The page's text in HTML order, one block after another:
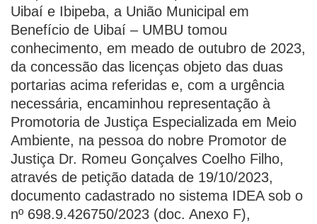
Uibaí e Ibipeba, a União Municipal em
Benefício de Uibaí – UMBU tomou
conhecimento, em meado de outubro de 2023,
da concessão das licenças objeto das duas
portarias acima referidas e, com a urgência
necessária, encaminhou representação à
Promotoria de Justiça Especializada em Meio
Ambiente, na pessoa do nobre Promotor de
Justiça Dr. Romeu Gonçalves Coelho Filho,
através de petição datada de 19/10/2023,
documento cadastrado no sistema IDEA sob o
nº 698.9.426750/2023 (doc. Anexo F),